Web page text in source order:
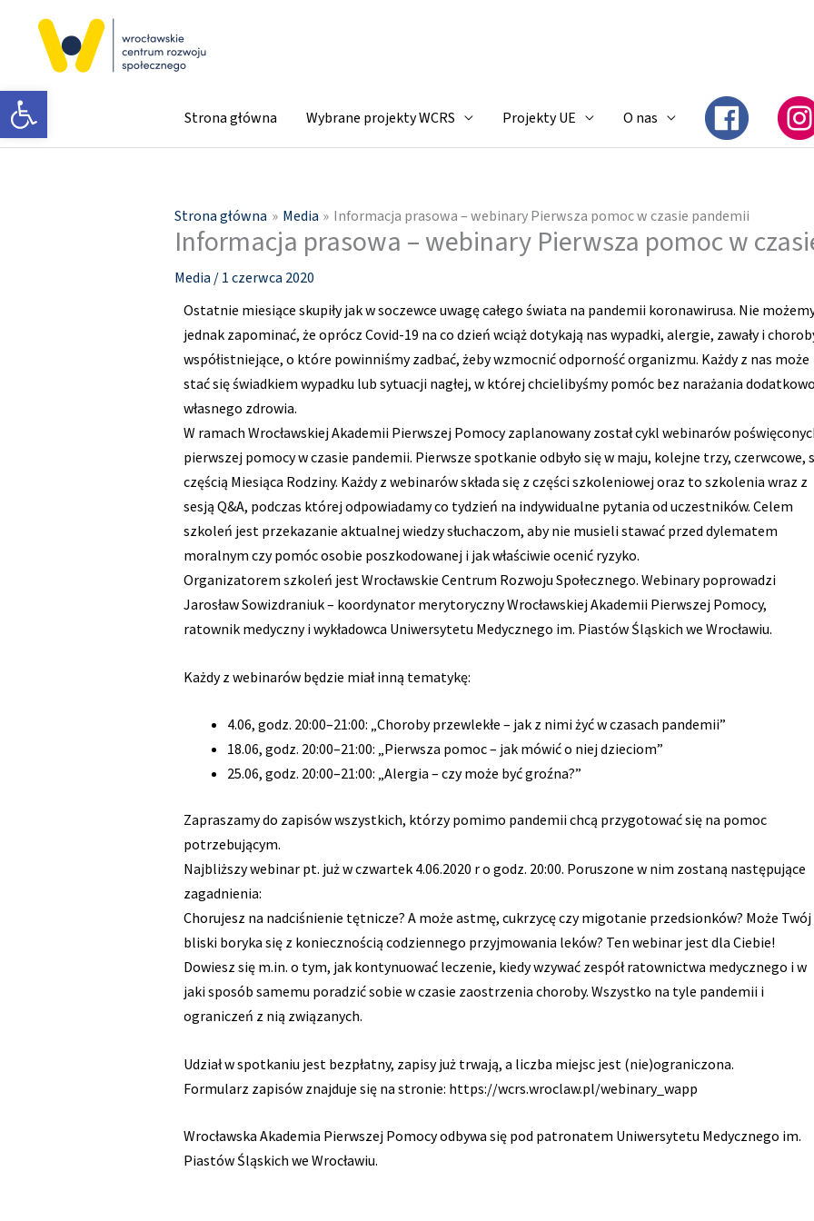
Otwórz pasek narzędzi Strona główna Wybrane projekty WCRS Projekty UE O nas
Strona główna Media Informacja prasowa – webinary Pierwsza pomoc w czasie pandemii
Informacja prasowa – webinary Pierwsza pomoc w
Media /1 czerwca 2020
Ostatnie miesiące skupiły jak w soczewce uwagę całego świata na pandemii koronawirusa. Nie
jednak zapominać, że oprócz Covid-19 na co dzień wciąż dotykają nas wypadki, alergie, zawały i
współistniejące, o które powinniśmy zadbać, żeby wzmocnić odporność organizmu. Każdy z nas może
stać się świadkiem wypadku lub sytuacji nagłej, w której chcielibyśmy pomóc bez narażania
własnego zdrowia.
W ramach Wrocławskiej Akademii Pierwszej Pomocy zaplanowany został cykl webinarów
pierwszej pomocy w czasie pandemii. Pierwsze spotkanie odbyło się w maju, kolejne trzy, czerwcowe,
częścią Miesiąca Rodziny. Każdy z webinarów składa się z części szkoleniowej oraz to szkolenia wraz z
sesją Q&A, podczas której odpowiadamy co tydzień na indywidualne pytania od uczestników. Celem
szkoleń jest przekazanie aktualnej wiedzy słuchaczom, aby nie musieli stawać przed dylematem
moralnym czy pomóc osobie poszkodowanej i jak właściwie ocenić ryzyko.
Organizatorem szkoleń jest Wrocławskie Centrum Rozwoju Społecznego. Webinary poprowadzi
Jarosław Sowizdraniuk – koordynator merytoryczny Wrocławskiej Akademii Pierwszej Pomocy,
ratownik medyczny i wykładowca Uniwersytetu Medycznego im. Piastów Śląskich we Wrocławiu.
Każdy z webinarów będzie miał inną tematykę:
4.06, godz. 20:00–21:00: „Choroby przewlekłe – jak z nimi żyć w czasach pandemii”
18.06, godz. 20:00–21:00: „Pierwsza pomoc – jak mówić o niej dzieciom”
25.06, godz. 20:00–21:00: „Alergia – czy może być groźna?”
Zapraszamy do zapisów wszystkich, którzy pomimo pandemii chcą przygotować się na pomoc
potrzebującym.
Najbliższy webinar pt. już w czwartek 4.06.2020 r o godz. 20:00. Poruszone w nim zostaną następujące
zagadnienia:
Chorujesz na nadciśnienie tętnicze? A może astmę, cukrzycę czy migotanie przedsionków? Może Twój
bliski boryka się z koniecznością codziennego przyjmowania leków? Ten webinar jest dla Ciebie!
Dowiesz się m.in. o tym, jak kontynuować leczenie, kiedy wzywać zespół ratownictwa medycznego i w
jaki sposób samemu poradzić sobie w czasie zaostrzenia choroby. Wszystko na tyle pandemii i
ograniczeń z nią związanych.
Udział w spotkaniu jest bezpłatny, zapisy już trwają, a liczba miejsc jest (nie)ograniczona.
Formularz zapisów znajduje się na stronie: https://wcrs.wroclaw.pl/webinary_wapp
Wrocławska Akademia Pierwszej Pomocy odbywa się pod patronatem Uniwersytetu Medycznego im.
Piastów Śląskich we Wrocławiu.